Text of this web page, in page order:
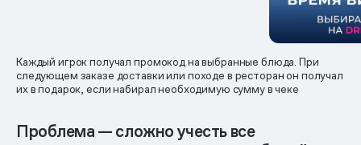
Каждый игрок получал промокод на выбранные блюда. При
следующем заказе доставки или походе в ресторан он получал
их в подарок, если набирал необходимую сумму в чеке
Проблема — сложно учесть все